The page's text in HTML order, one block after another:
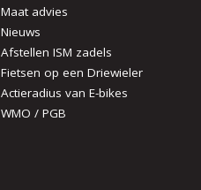
Maat advies
Nieuws
Afstellen ISM zadels
Fietsen op een Driewieler
Actieradius van E-bikes
WMO / PGB